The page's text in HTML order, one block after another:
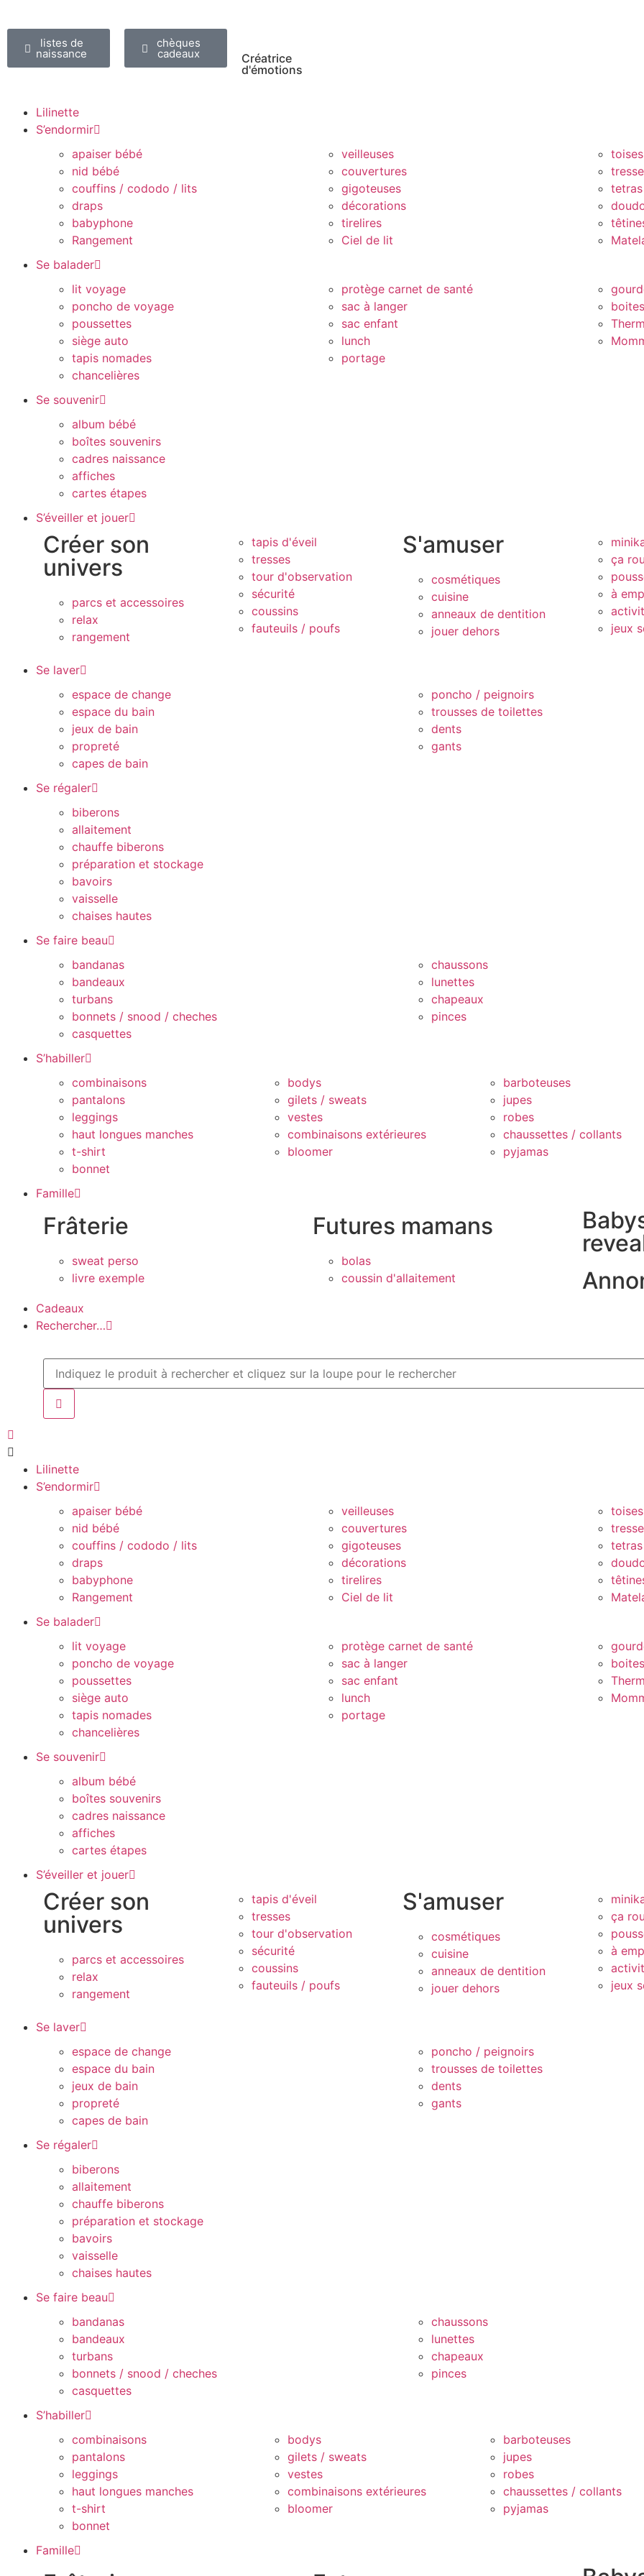
listes de
naissance
chèques
cadeaux
Créatrice
d'émotions
Lilinette
S’endormir
apaiser bébé
nid bébé
couffins / cododo / lits
draps
babyphone
Rangement
veilleuses
couvertures
gigoteuses
décorations
tirelires
Ciel de lit
toises
tetras
Se balader
lit voyage
poncho de voyage
poussettes
siège auto
tapis nomades
chancelières
protège carnet de santé
sac à langer
sac enfant
lunch
portage
boites
Se souvenir
album bébé
boîtes souvenirs
cadres naissance
affiches
cartes étapes
S’éveiller et jouer
Créer son
univers
parcs et accessoires
relax
rangement
tapis d'éveil
tresses
tour d'observation
sécurité
coussins
fauteuils / poufs
S'amuser
cosmétiques
cuisine
anneaux de dentition
jouer dehors
ça
à
jeux
Se laver
espace de change
espace du bain
jeux de bain
propreté
capes de bain
poncho / peignoirs
trousses de toilettes
dents
gants
Se régaler
biberons
allaitement
chauffe biberons
préparation et stockage
bavoirs
vaisselle
chaises hautes
Se faire beau
bandanas
bandeaux
turbans
bonnets / snood / cheches
casquettes
chaussons
lunettes
chapeaux
pinces
S’habiller
combinaisons
pantalons
leggings
haut longues manches
t-shirt
bonnet
bodys
gilets / sweats
vestes
combinaisons extérieures
bloomer
barboteuses
jupes
robes
chaussettes / collants
pyjamas
Famille
Frâterie
sweat perso
livre exemple
Futures mamans
bolas
coussin d'allaitement
Cadeaux
Rechercher…
Lilinette
S’endormir
apaiser bébé
nid bébé
couffins / cododo / lits
draps
babyphone
Rangement
veilleuses
couvertures
gigoteuses
décorations
tirelires
Ciel de lit
toises
tetras
Se balader
lit voyage
poncho de voyage
poussettes
siège auto
tapis nomades
chancelières
protège carnet de santé
sac à langer
sac enfant
lunch
portage
boites
Se souvenir
album bébé
boîtes souvenirs
cadres naissance
affiches
cartes étapes
S’éveiller et jouer
Créer son
univers
parcs et accessoires
relax
rangement
tapis d'éveil
tresses
tour d'observation
sécurité
coussins
fauteuils / poufs
S'amuser
cosmétiques
cuisine
anneaux de dentition
jouer dehors
ça
à
jeux
Se laver
espace de change
espace du bain
jeux de bain
propreté
capes de bain
poncho / peignoirs
trousses de toilettes
dents
gants
Se régaler
biberons
allaitement
chauffe biberons
préparation et stockage
bavoirs
vaisselle
chaises hautes
Se faire beau
bandanas
bandeaux
turbans
bonnets / snood / cheches
casquettes
chaussons
lunettes
chapeaux
pinces
S’habiller
combinaisons
pantalons
leggings
haut longues manches
t-shirt
bonnet
bodys
gilets / sweats
vestes
combinaisons extérieures
bloomer
barboteuses
jupes
robes
chaussettes / collants
pyjamas
Famille